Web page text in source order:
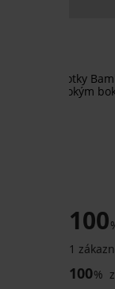
kalhotky
se širokým
100
1
100%